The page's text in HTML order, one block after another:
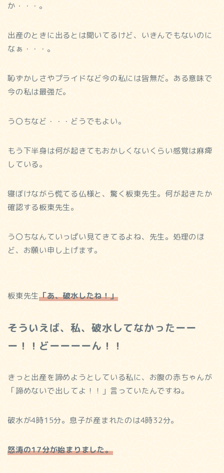
か・・・。
出産のときに出るとは聞いてるけど、いきんでもないのに
なぁ・・・。
恥ずかしさやプライドなど今の私には皆無だ。ある意味で
今の私は最強だ。
う〇ちなど・・・どうでもよい。
もう下半身は何が起きてもおかしくないくらい感覚は麻痺
している。
寝ぼけながら慌てる仏様と、驚く板東先生。何が起きたか
確認する板東先生。
う〇ちなんていっぱい見てきてるよね、先生。処理のほ
ど、お願い申し上げます。
板東先生「あ、破水したね！」
そういえば、私、破水してなかったーー
ー！！どーーーーん！！
きっと出産を諦めようとしている私に、お腹の赤ちゃんが
「諦めないで出してよ！！」言っていたんですね。
破水が4時15分。息子が産まれたのは4時32分。
怒涛の17分が始まりました。